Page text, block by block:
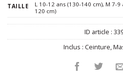
TAILLE L 10-12 ans (130-140 cm), M 7-9
120 cm)
ID article :
Inclus : Ceinture,